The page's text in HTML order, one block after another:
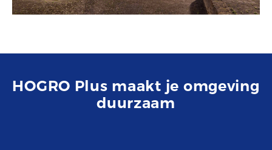
HOGRO Plus maakt je omgeving
duurzaam